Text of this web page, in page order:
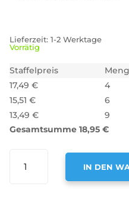
Lieferzeit:1-2 Werktage
Vorrätig
Staffelpreis
17,49€ 4
15,51€ 6
13,49€ 9
Gesamtsumme 18,95€
AKTIVKOHLEFILTERIN DEN